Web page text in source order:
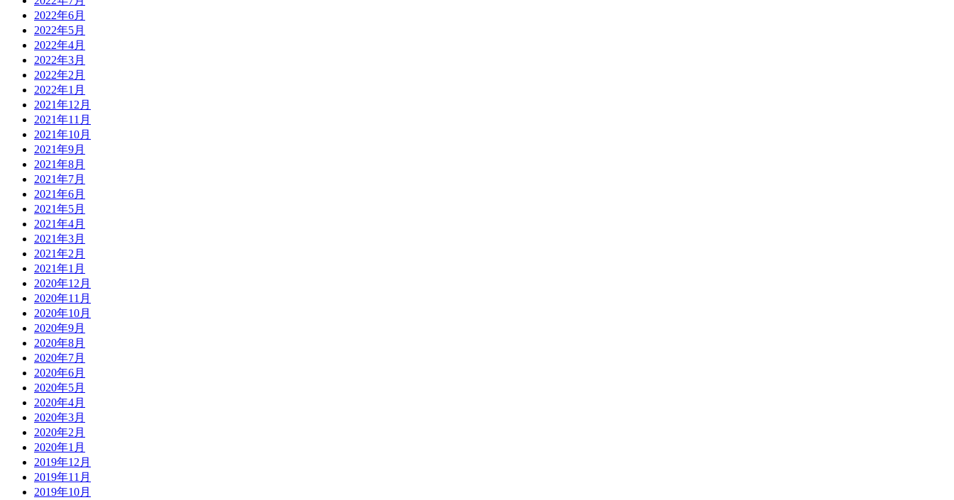
2022年6月
2022年5月
2022年4月
2022年3月
2022年2月
2022年1月
2021年12月
2021年11月
2021年10月
2021年9月
2021年8月
2021年7月
2021年6月
2021年5月
2021年4月
2021年3月
2021年2月
2021年1月
2020年12月
2020年11月
2020年10月
2020年9月
2020年8月
2020年7月
2020年6月
2020年5月
2020年4月
2020年3月
2020年2月
2020年1月
2019年12月
2019年11月
2019年10月